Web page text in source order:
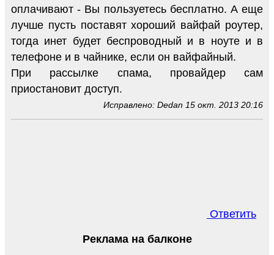
оплачивают - Вы пользуетесь бесплатно. А еще
лучше пусть поставят хороший вайфай роутер,
тогда инет будет беспроводный и в ноуте и в
телефоне и в чайнике, если он вайфайный.
При рассылке спама, провайдер сам
приостановит доступ.
Исправлено: Dedan 15 окт. 2013 20:16
Ответить
Реклама на балконе